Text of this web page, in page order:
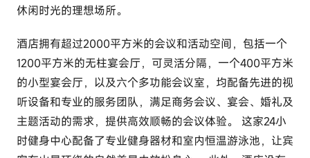
休闲时光的理想场所。
酒店拥有超过2000平方米的会议和活动空间，包括一个
1200平方米的无柱宴会厅，可灵活分隔，一个400平方米
的小型宴会厅，以及六个多功能会议室，均配备先进的视
听设备和专业的服务团队，满足商务会议、宴会、婚礼及
主题活动的需求，提供高效顺畅的会议体验。 这家24小
时健身中心配备了专业健身器材和室内恒温游泳池，让宾